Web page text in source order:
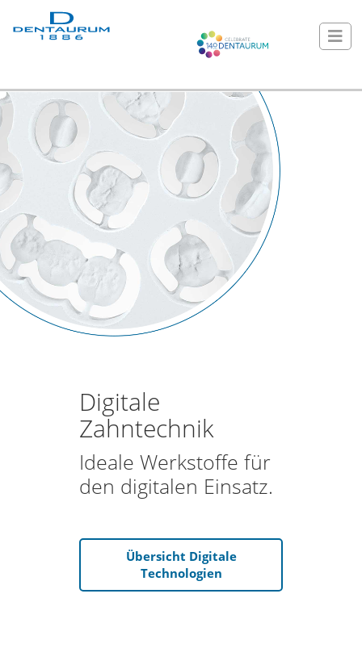
Digitale
Zahntechnik
Ideale Werkstoffe für
den digitalen Einsatz.
Übersicht Digitale
Technologien